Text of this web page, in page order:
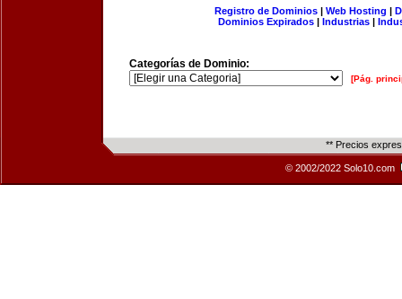
Registro de Dominios| Web Hosting |
Dominios Expirados | Industrias |
Categorías de Dominio:
[Pág.
** Precios
© 2002/2022 Solo10.com